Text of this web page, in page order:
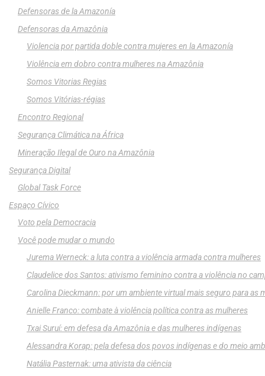
Defensoras de la Amazonía
Defensoras da Amazônia
Violencia por partida doble contra mujeres en la Amazonía
Violência em dobro contra mulheres na Amazônia
Somos Vitorias Regias
Somos Vitórias-régias
Encontro Regional
Segurança Climática na África
Mineração Ilegal de Ouro na Amazônia
Segurança Digital
Global Task Force
Espaço Cívico
Voto pela Democracia
Você pode mudar o mundo
Jurema Werneck: a luta contra a violência armada contra mulheres
Claudelice dos Santos: ativismo feminino contra a violência no
Carolina Dieckmann: por um ambiente virtual mais seguro para as
Anielle Franco: combate à violência política contra as mulheres
Txai Suruí: em defesa da Amazônia e das mulheres indígenas
Alessandra Korap: pela defesa dos povos indígenas e do meio
Natália Pasternak: uma ativista da ciência